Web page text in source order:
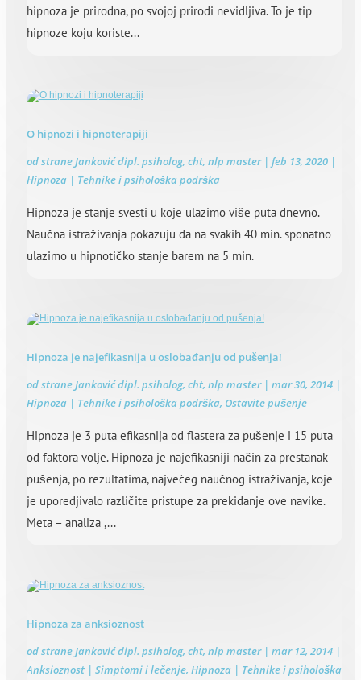
hipnoza je prirodna, po svojoj prirodi nevidljiva. To je tip
hipnoze koju koriste...
O hipnozi i hipnoterapiji
od straneJanković dipl. psiholog, cht, nlp master| feb 13, 2020 |
Hipnoza | Tehnike i psihološka podrška
Hipnoza je stanje svesti u koje ulazimo više puta dnevno.
Naučna istraživanja pokazuju da na svakih 40 min. sponatno
ulazimo u hipnotičko stanje barem na 5 min.
Hipnoza je najefikasnija u oslobađanju od pušenja!
od straneJanković dipl. psiholog, cht, nlp master| mar 30, 2014 |
Hipnoza | Tehnike i psihološka podrška, Ostavite pušenje
Hipnoza je 3 puta efikasnija od flastera za pušenje i 15 puta
od faktora volje. Hipnoza je najefikasniji način za prestanak
pušenja, po rezultatima, najvećeg naučnog istraživanja, koje
je uporedjivalo različite pristupe za prekidanje ove navike.
Meta – analiza ,...
Hipnoza za anksioznost
od straneJanković dipl. psiholog, cht, nlp master| mar 12, 2014 |
Anksioznost | Simptomi i lečenje, Hipnoza | Tehnike i psihološka